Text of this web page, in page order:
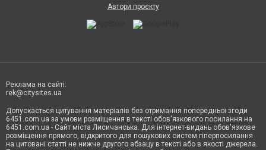
Автори проєкту
Реклама на сайті:
rek@citysites.ua
Допускається цитування матеріалів без отримання попередньої згоди
6451.com.ua за умови розміщення в тексті обов'язкового посилання на
6451.com.ua - Сайт міста Лисичанська. Для інтернет-видань обов'язкове
розміщення прямого, відкритого для пошукових систем гіперпосилання
на цитовані статті не нижче другого абзацу в тексті або в якості джерела.